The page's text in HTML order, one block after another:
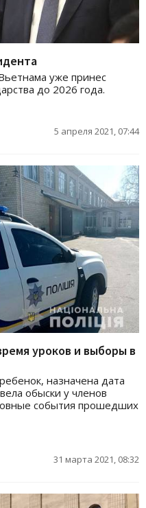
уже принес
до 2026 года.
5 апреля 2021, 07:44
уроков и выборы в
назначена дата
обыски у членов
события прошедших
31 марта 2021, 08:32